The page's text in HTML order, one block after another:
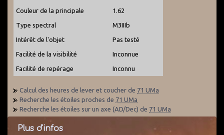
Couleur de la principale 1.62
Type spectral M3IIIb
Intérêt de l'objet Pas testé
Facilité de la visibilité Inconnue
Facilité de repérage Inconnu
Calcul des heures de lever et coucher de 71 UMa
Recherche les étoiles proches de 71 UMa
Recherche les étoiles sur un axe (AD/Dec) de 71 UMa
Plus d'infos